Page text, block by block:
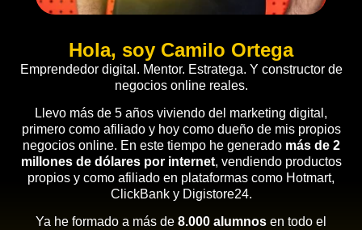
Hola, soy Camilo Ortega
Emprendedor digital. Mentor. Estratega. Y constructor de
negocios online reales.
Llevo más de 5 años viviendo del marketing digital,
primero como afiliado y hoy como dueño de mis propios
negocios online. En este tiempo he generado más de 2
millones de dólares por internet, vendiendo productos
propios y como afiliado en plataformas como Hotmart,
ClickBank y Digistore24.
Ya he formado a más de 8.000 alumnos en todo el